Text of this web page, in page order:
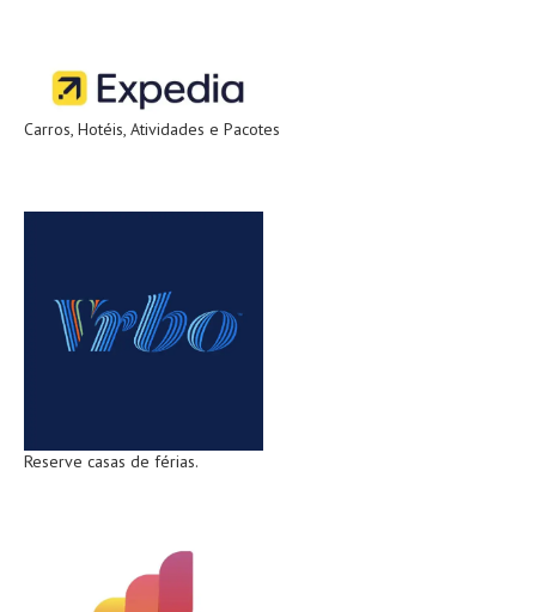
Carros, Hotéis, Atividades e Pacotes
Reserve casas de férias.